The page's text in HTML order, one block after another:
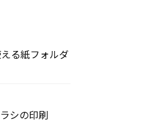
る紙フォルダ
シの印刷